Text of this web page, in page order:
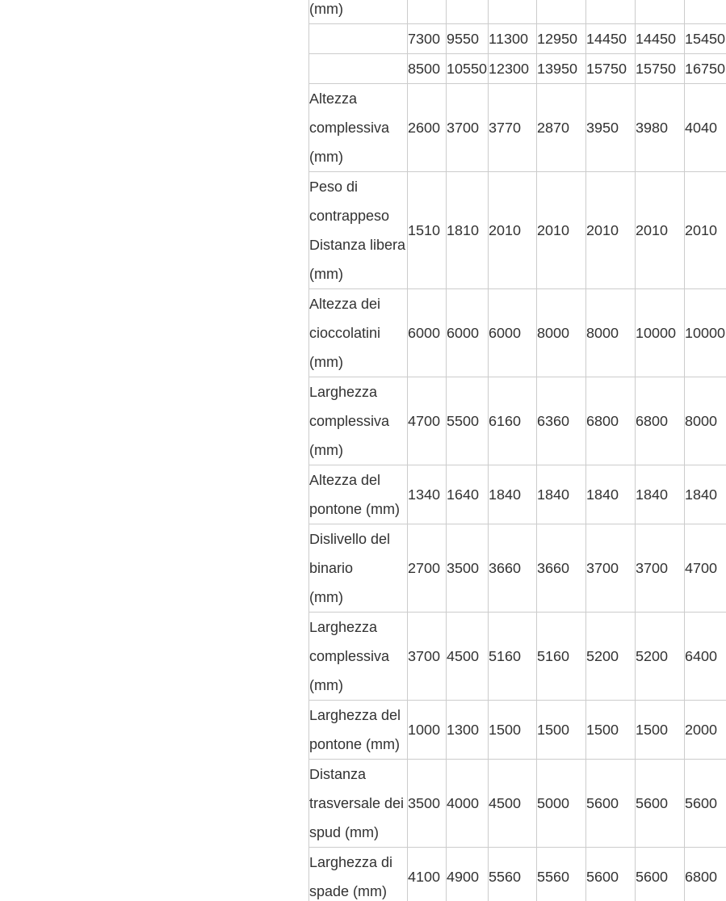
(mm)
7300 9550 11300 12950 14450 14450 15450
8500 1055012300 13950 15750 15750 16750
Altezza
complessiva
(mm)
2600 3700 3770 2870 3950 3980 4040
Peso di
contrappeso
Distanza libera
(mm)
1510 1810 2010 2010 2010 2010 2010
Altezza dei
cioccolatini
(mm)
6000 6000 6000 8000 8000 10000 10000
Larghezza
complessiva
(mm)
4700 5500 6160 6360 6800 6800 8000
Altezza del
pontone (mm)
1340 1640 1840 1840 1840 1840 1840
Dislivello del
binario
(mm)
2700 3500 3660 3660 3700 3700 4700
Larghezza
complessiva
(mm)
3700 4500 5160 5160 5200 5200 6400
Larghezza del
pontone (mm)
1000 1300 1500 1500 1500 1500 2000
Distanza
trasversale dei
spud (mm)
3500 4000 4500 5000 5600 5600 5600
Larghezza di
spade (mm)
4100 4900 5560 5560 5600 5600 6800